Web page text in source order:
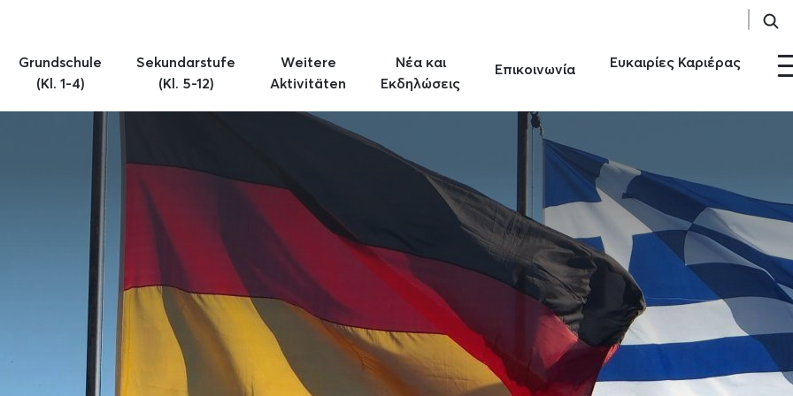
Grundschule
(Kl. 1-4)
Sekundarstufe
(Kl. 5-12)
Weitere
Aktivitäten
Νέα και
Εκδηλώσεις
Επικοινωνία Ευκαιρίες Καριέρας